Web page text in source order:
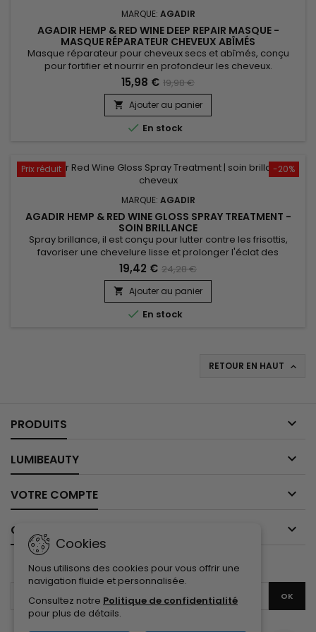
MARQUE: AGADIR
AGADIR HEMP & RED WINE DEEP REPAIR MASQUE -
MASQUE RÉPARATEUR CHEVEUX ABÎMÉS
Masque réparateur pour cheveux secs et abîmés, conçu
pour fortifier et nourrir en profondeur les cheveux.
&nbsp;Grâce à ses ingrédients d’origine végétal, Agadir Red
Wine Deep Repair Masque permet de démêler, de lisser la
chevelure et de renforcer la tige capillaire afin d’éviter la
casse. &nbsp;En exploitant le pouvoir des plantes, le masque
réparateur...
15,98 € 19,98 €
 Ajouter au panier
 En stock
-20%
Prix réduit
MARQUE: AGADIR
AGADIR HEMP & RED WINE GLOSS SPRAY TREATMENT -
SOIN BRILLANCE
Spray brillance, il est conçu pour lutter contre les frisottis,
favoriser une chevelure lisse et prolonger l'éclat des
cheveux. Agadir Red Wine Gloss Spray Treatment apporte
force, répare tout en ravivant l’éclat des cheveux. &nbsp;Le
Spray brillance de Agadir contribue à restaurer douceur,
souplesse et brillance, grâce à une puissante concoction...
19,42 € 24,28 €
 Ajouter au panier
 En stock
RETOUR EN HAUT 
PRODUITS 
LUMIBEAUTY 
VOTRE COMPTE 
CONTACT 
Cookies
Nous utilisons des cookies pour vous offrir une
navigation fluide et personnalisée.
Consultez notre Politique de confidentialité
pour plus de détails.
LETTRE D'INFORMATIONS